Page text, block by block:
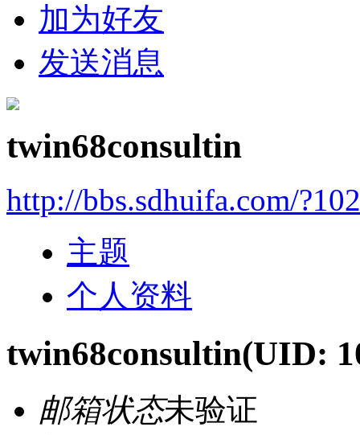
加为好友
发送消息
twin68consultin
http://bbs.sdhuifa.com/
主题
个人资料
twin68consultin(UID:
邮箱状态未验证